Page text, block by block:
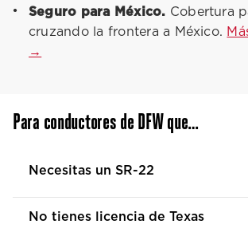
Seguro para México. Cobertura
cruzando la frontera a México.
→
Para conductores de DFW que…
Necesitas un SR-22
No tienes licencia de Texas